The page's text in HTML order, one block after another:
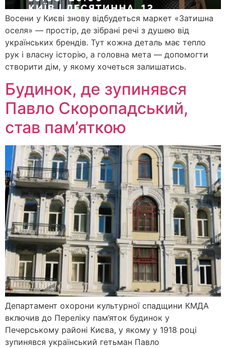
Восени у Києві знову відбудеться маркет «Затишна
оселя» — простір, де зібрані речі з душею від
українських брендів. Тут кожна деталь має тепло
рук і власну історію, а головна мета — допомогти
створити дім, у якому хочеться залишатись.
Будинок, де зупинявся
Павло Скоропадський,
став пам’яткою
Департамент охорони культурної спадщини КМДА
включив до Переліку пам’яток будинок у
Печерському районі Києва, у якому у 1918 році
зупинявся український гетьман Павло